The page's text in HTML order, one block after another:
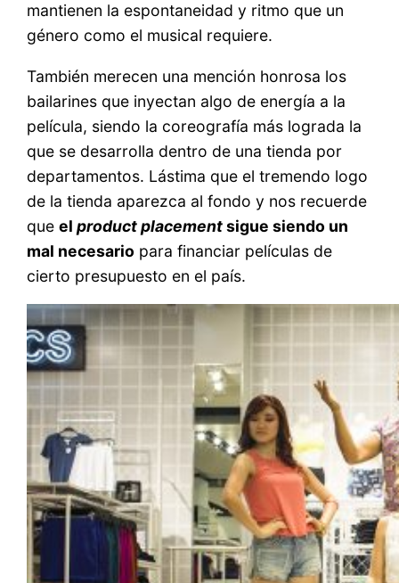
mantienen la espontaneidad y ritmo que un
género como el musical requiere.
También merecen una mención honrosa los
bailarines que inyectan algo de energía a la
película, siendo la coreografía más lograda la
que se desarrolla dentro de una tienda por
departamentos. Lástima que el tremendo logo
de la tienda aparezca al fondo y nos recuerde
queelproduct placementsigue siendo un
mal necesario para financiar películas de
cierto presupuesto en el país.